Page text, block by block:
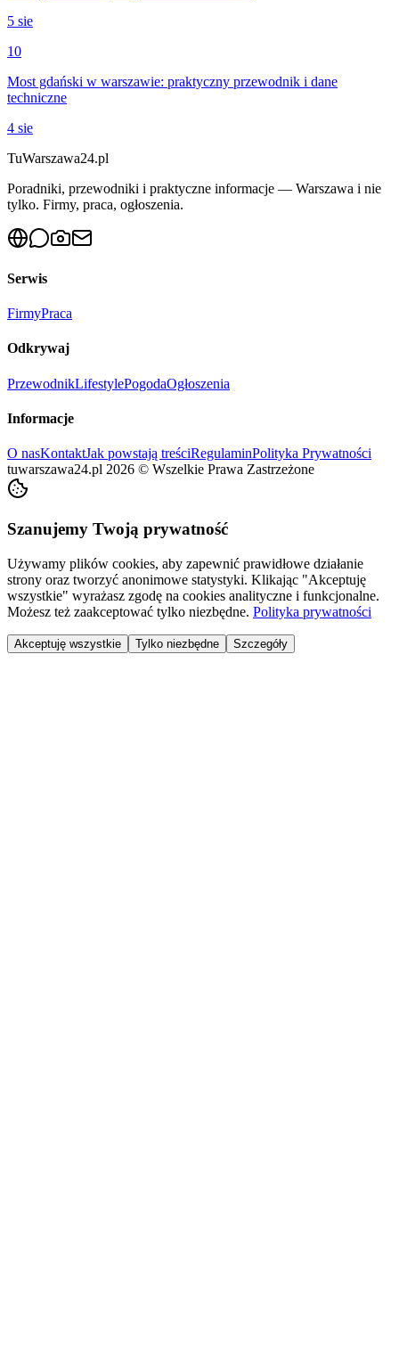
5 sie
10
Most gdański w warszawie: praktyczny przewodnik i dane
techniczne
4 sie
TuWarszawa24.pl
Poradniki, przewodniki i praktyczne informacje — Warszawa i nie
tylko. Firmy, praca, ogłoszenia.
Serwis
FirmyPraca
Odkrywaj
PrzewodnikLifestylePogodaOgłoszenia
Informacje
O nasKontaktJak powstają treściRegulaminPolityka Prywatności
tuwarszawa24.pl 2026 © Wszelkie Prawa Zastrzeżone
Szanujemy Twoją prywatność
Używamy plików cookies, aby zapewnić prawidłowe działanie
strony oraz tworzyć anonimowe statystyki. Klikając "Akceptuję
wszystkie" wyrażasz zgodę na cookies analityczne i funkcjonalne.
Możesz też zaakceptować tylko niezbędne. Polityka prywatności
Akceptuję wszystkie Tylko niezbędne Szczegóły